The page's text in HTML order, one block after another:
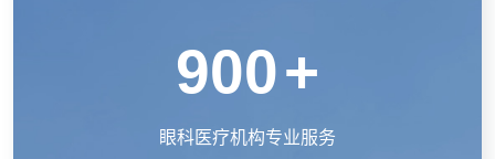
900+
眼科医疗机构专业服务